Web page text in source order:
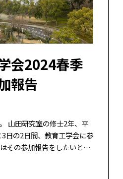
会2024春季
報告
山田研究室の修士2年、平
日の2日間、教育工学会に参
その参加報告をしたいと思
線に乗り、約1時間先の熊
で熊 […]